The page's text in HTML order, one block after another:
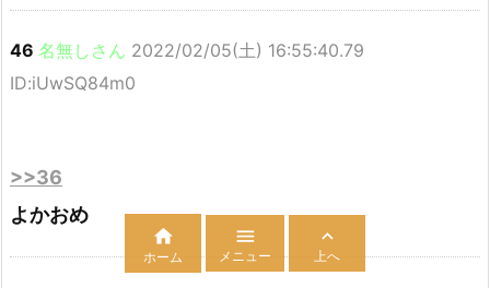
46 名無しさん 2022/02/05(土) 16:55:40.79
ID:iUwSQ84m0
>>36
よかおめ

ホーム

メニュー

上へ